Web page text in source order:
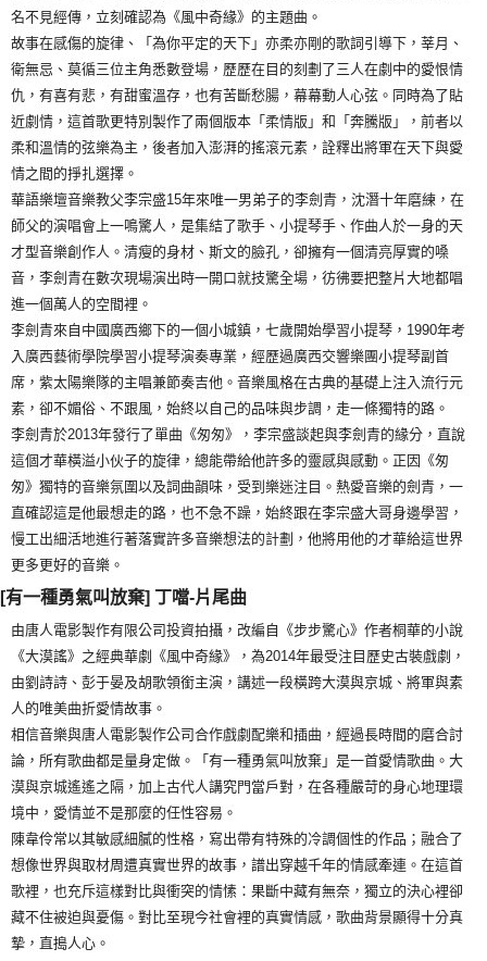
名不見經傳，立刻確認為《風中奇緣》的主題曲。
故事在感傷的旋律、「為你平定的天下」亦柔亦剛的歌詞引導下，莘月、
衛無忌、莫循三位主角悉數登場，歷歷在目的刻劃了三人在劇中的愛恨情
仇，有喜有悲，有甜蜜溫存，也有苦斷愁腸，幕幕動人心弦。同時為了貼
近劇情，這首歌更特別製作了兩個版本「柔情版」和「奔騰版」，前者以
柔和溫情的弦樂為主，後者加入澎湃的搖滾元素，詮釋出將軍在天下與愛
情之間的掙扎選擇。
華語樂壇音樂教父李宗盛15年來唯一男弟子的李劍青，沈潛十年磨練，在
師父的演唱會上一鳴驚人，是集結了歌手、小提琴手、作曲人於一身的天
才型音樂創作人。清瘦的身材、斯文的臉孔，卻擁有一個清亮厚實的嗓
音，李劍青在數次現場演出時一開口就技驚全場，彷彿要把整片大地都唱
進一個萬人的空間裡。
李劍青來自中國廣西鄉下的一個小城鎮，七歲開始學習小提琴，1990年考
入廣西藝術學院學習小提琴演奏專業，經歷過廣西交響樂團小提琴副首
席，紫太陽樂隊的主唱兼節奏吉他。音樂風格在古典的基礎上注入流行元
素，卻不媚俗、不跟風，始終以自己的品味與步調，走一條獨特的路。
李劍青於2013年發行了單曲《匆匆》，李宗盛談起與李劍青的緣分，直說
這個才華橫溢小伙子的旋律，總能帶給他許多的靈感與感動。正因《匆
匆》獨特的音樂氛圍以及詞曲韻味，受到樂迷注目。熱愛音樂的劍青，一
直確認這是他最想走的路，也不急不躁，始終跟在李宗盛大哥身邊學習，
慢工出細活地進行著落實許多音樂想法的計劃，他將用他的才華給這世界
更多更好的音樂。
[有一種勇氣叫放棄] 丁噹-片尾曲
由唐人電影製作有限公司投資拍攝，改編自《步步驚心》作者桐華的小說
《大漠謠》之經典華劇《風中奇緣》，為2014年最受注目歷史古裝戲劇，
由劉詩詩、彭于晏及胡歌領銜主演，講述一段橫跨大漠與京城、將軍與素
人的唯美曲折愛情故事。
相信音樂與唐人電影製作公司合作戲劇配樂和插曲，經過長時間的磨合討
論，所有歌曲都是量身定做。「有一種勇氣叫放棄」是一首愛情歌曲。大
漠與京城遙遙之隔，加上古代人講究門當戶對，在各種嚴苛的身心地理環
境中，愛情並不是那麼的任性容易。
陳韋伶常以其敏感細膩的性格，寫出帶有特殊的冷調個性的作品；融合了
想像世界與取材周遭真實世界的故事，譜出穿越千年的情感牽連。在這首
歌裡，也充斥這樣對比與衝突的情愫：果斷中藏有無奈，獨立的決心裡卻
藏不住被迫與憂傷。對比至現今社會裡的真實情感，歌曲背景顯得十分真
摯，直搗人心。